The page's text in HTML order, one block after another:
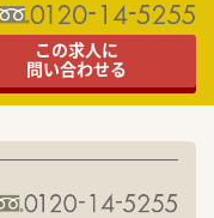
この求人に
問い合わせる